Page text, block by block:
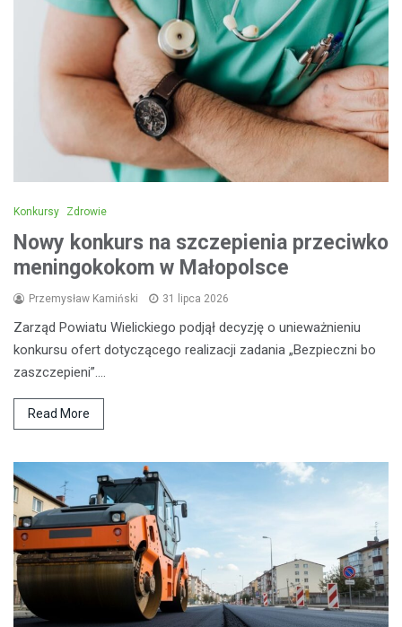
Konkursy Zdrowie
Nowy konkurs na szczepienia przeciwko
meningokokom w Małopolsce
Przemysław Kamiński 31 lipca 2026
Zarząd Powiatu Wielickiego podjął decyzję o unieważnieniu
konkursu ofert dotyczącego realizacji zadania „Bezpieczni bo
zaszczepieni”.…
Read More